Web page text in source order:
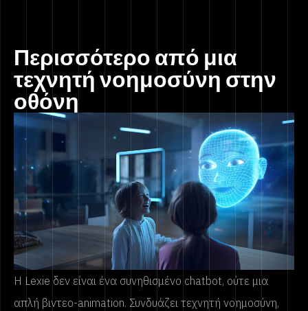
Περισσότερο από μια
τεχνητή νοημοσύνη στην
οθόνη
Η Lexie δεν είναι ένα συνηθισμένο chatbot, ούτε μια
απλή βιντεο-animation. Συνδυάζει τεχνητή νοημοσύνη,